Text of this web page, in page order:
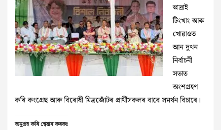
ভাদ্ৰাই
টিংখাং আৰু
খোৱাঙত
আন দুখন
নিৰ্বাচনী
সভাত
অংশগ্ৰহণ
কৰি কংগ্ৰেছ আৰু বিৰোধী মিত্ৰজোঁটৰ প্ৰাৰ্থীসকলৰ বাবে সমৰ্থন বিচাৰে।
অনুগ্ৰহ কৰি শ্বেয়াৰ কৰকঃ